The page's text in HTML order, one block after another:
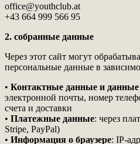
office@youthclub.at
+43 664 999 566 95
2. собранные данные
Через этот сайт могут
персональные данные в
• Контактные данные и данные
электронной почты, номер
счета и доставки
• Платежные данные: через
Stripe, PayPal)
• Информация о браузере: IP-